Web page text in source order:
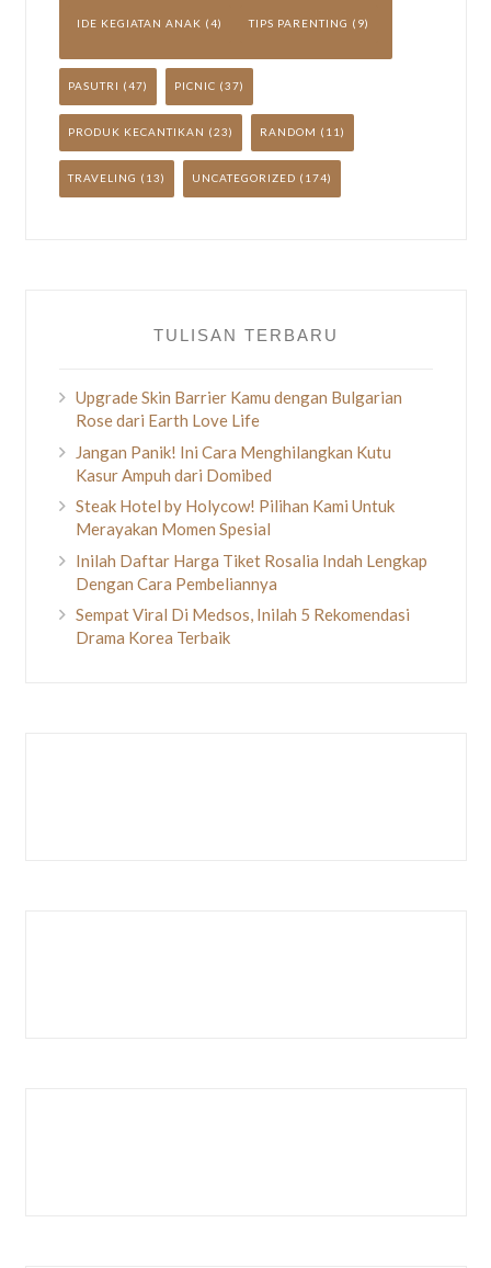
IDE KEGIATAN ANAK (4) TIPS PARENTING (9)
PASUTRI (47) PICNIC (37)
PRODUK KECANTIKAN (23) RANDOM (11)
TRAVELING (13) UNCATEGORIZED (174)
TULISAN TERBARU
Upgrade Skin Barrier Kamu dengan Bulgarian
Rose dari Earth Love Life
Jangan Panik! Ini Cara Menghilangkan Kutu
Kasur Ampuh dari Domibed
Steak Hotel by Holycow! Pilihan Kami Untuk
Merayakan Momen Spesial
Inilah Daftar Harga Tiket Rosalia Indah Lengkap
Dengan Cara Pembeliannya
Sempat Viral Di Medsos, Inilah 5 Rekomendasi
Drama Korea Terbaik